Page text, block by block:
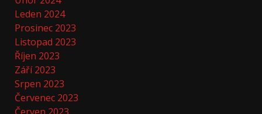
Leden 2024
Prosinec 2023
Listopad 2023
Říjen 2023
Září 2023
Srpen 2023
Červenec 2023